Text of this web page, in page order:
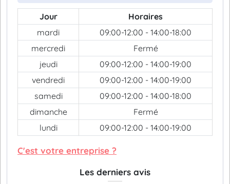
Jour
Horaires
mardi
09:00-12:00 - 14:00-18:00
mercredi
Fermé
jeudi
09:00-12:00 - 14:00-19:00
vendredi
09:00-12:00 - 14:00-19:00
samedi
09:00-12:00 - 14:00-18:00
dimanche
Fermé
lundi
09:00-12:00 - 14:00-19:00
C'est votre entreprise ?
Les derniers avis